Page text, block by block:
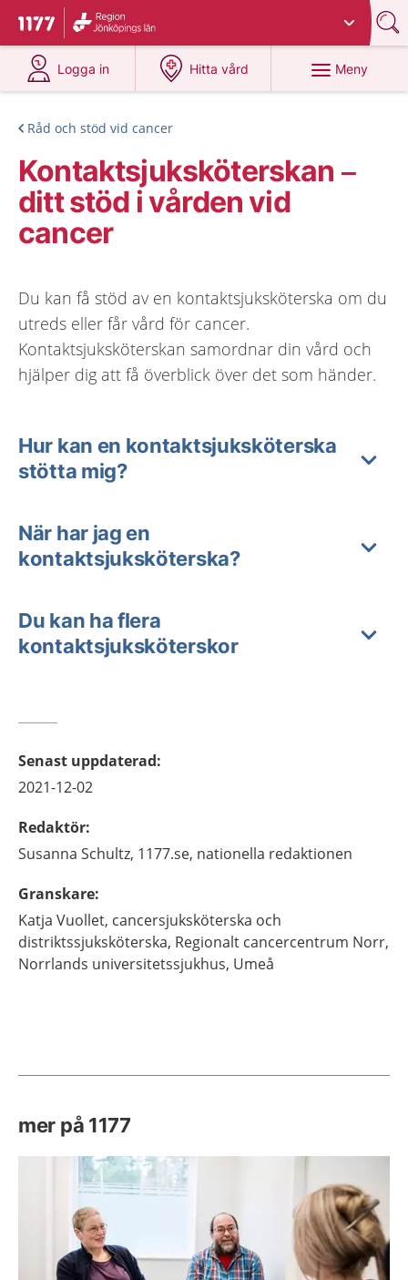
Till startsidan för 1177
Du har valt region
Logga in
på 1177.se
Hitta vård
på 1177.se
Meny
Råd och stöd vid cancer
Kontaktsjuksköterskan –
ditt stöd i vården vid
cancer
Du kan få stöd av en kontaktsjuksköterska om du
utreds eller får vård för cancer.
Kontaktsjuksköterskan samordnar din vård och
hjälper dig att få överblick över det som händer.
Hur kan en kontaktsjuksköterska
stötta mig?
När har jag en
kontaktsjuksköterska?
Du kan ha flera
kontaktsjuksköterskor
Senast uppdaterad:
2021-12-02
Redaktör:
Susanna Schultz, 1177.se, nationella redaktionen
Granskare:
Katja Vuollet, cancersjuksköterska och
distriktssjuksköterska, Regionalt cancercentrum Norr,
Norrlands universitetssjukhus, Umeå
mer på 1177